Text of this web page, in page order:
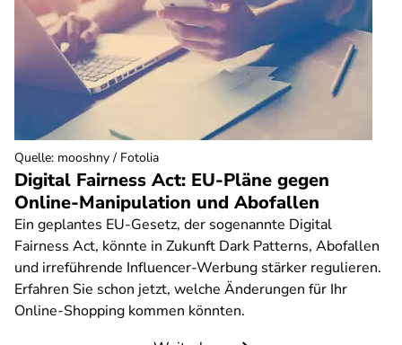
Digital Fairness Act: EU-Pläne gegen
Online-Manipulation und Abofallen
Ein geplantes EU-Gesetz, der sogenannte Digital
Fairness Act, könnte in Zukunft Dark Patterns, Abofallen
und irreführende Influencer-Werbung stärker regulieren.
Erfahren Sie schon jetzt, welche Änderungen für Ihr
Online-Shopping kommen könnten.
Quelle: mooshny / Fotolia